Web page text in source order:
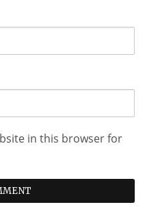
in this browser for